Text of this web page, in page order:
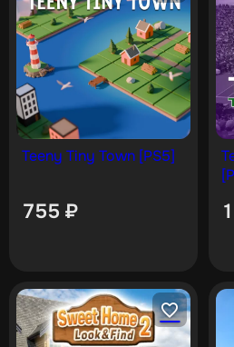
Teeny Tiny Town [PS5]
755 ₽